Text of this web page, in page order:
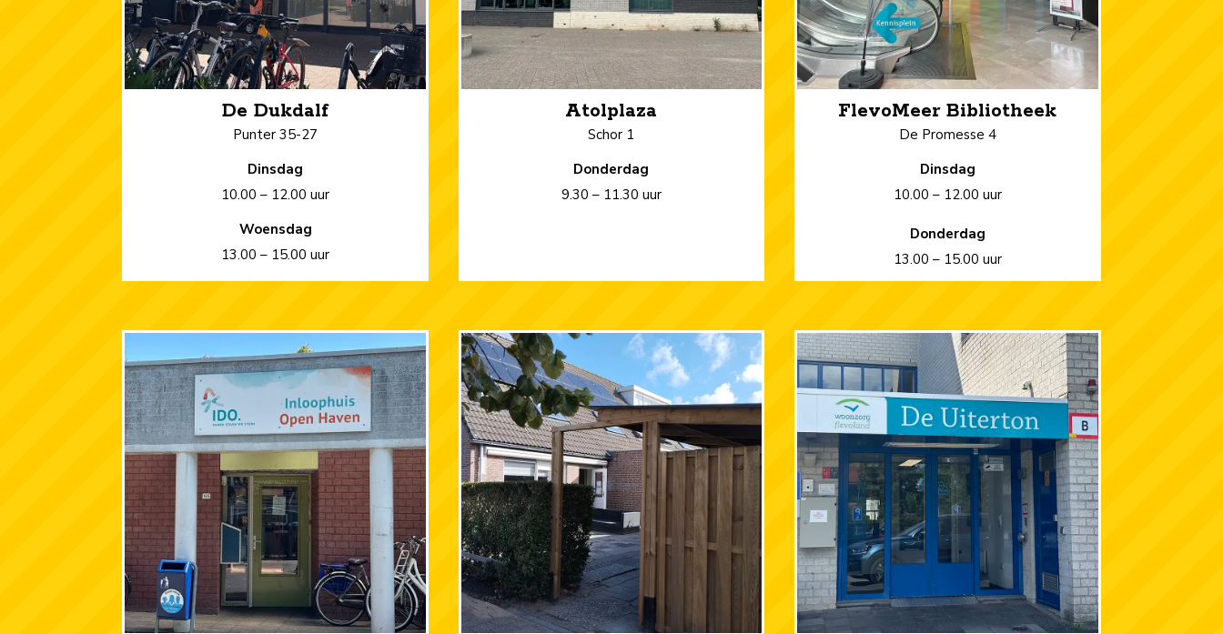
De Dukdalf
Punter 35-27
Dinsdag
10.00 – 12.00 uur
Woensdag
13.00 – 15.00 uur
Atolplaza
Schor 1
Donderdag
9.30 – 11.30 uur
FlevoMeer Bibliotheek
De Promesse 4
Dinsdag
10.00 – 12.00 uur
Donderdag
13.00 – 15.00 uur